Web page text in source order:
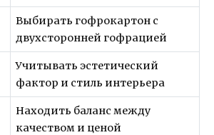
Выбирать гофрокартон с
двухсторонней гофрацией
Учитывать эстетический
фактор и стиль интерьера
Находить баланс между
качеством и ценой